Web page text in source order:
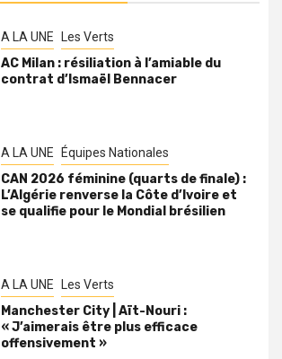
A LA UNE Les Verts
AC Milan : résiliation à l’amiable du
contrat d’Ismaël Bennacer
A LA UNE Équipes Nationales
CAN 2026 féminine (quarts de finale) :
L’Algérie renverse la Côte d’Ivoire et
se qualifie pour le Mondial brésilien
A LA UNE Les Verts
Manchester City | Aït-Nouri :
« J’aimerais être plus efficace
offensivement »